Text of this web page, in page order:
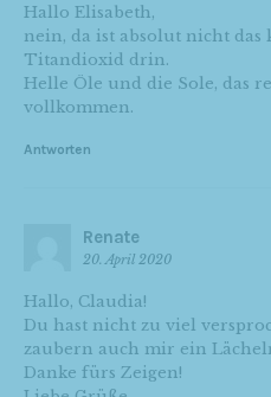
Hallo Elisabeth,
nein, da ist absolut nicht
Titandioxid drin.
Helle Öle und die Sole, das
vollkommen.
Antworten
Renate
20. April 2020
Hallo, Claudia!
Du hast nicht zu viel
zaubern auch mir ein
Danke fürs Zeigen!